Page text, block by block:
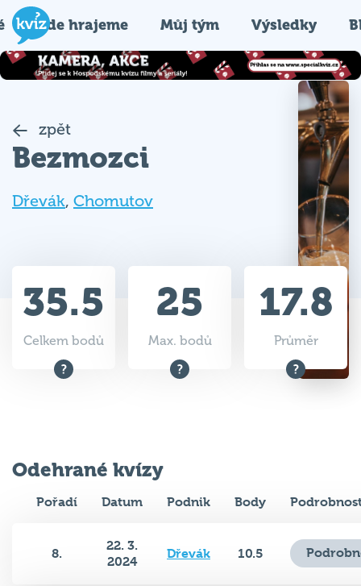
Kde hrajeme Můj tým Výsledky
zpět
Bezmozci
Dřevák, Chomutov
35.5
Celkem bodů
25
Max. bodů
17.8
Průměr
Odehrané kvízy
Pořadí Datum Podnik Body
8.
22. 3.
2024
Dřevák 10.5